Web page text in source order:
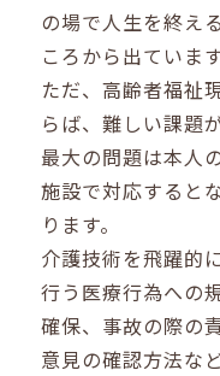
の場で人生を終え
ころから出ていま
ただ、高齢者福祉
らば、難しい課題
最大の問題は本人
施設で対応すると
ります。
介護技術を飛躍的
行う医療行為への
確保、事故の際の
意見の確認方法な